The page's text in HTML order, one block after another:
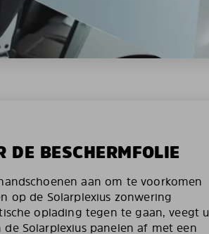
DE BESCHERMFOLIE
aan om te voorkomen
op de Solarplexius zonwering
oplading tegen te gaan, veegt u
Solarplexius panelen af met een